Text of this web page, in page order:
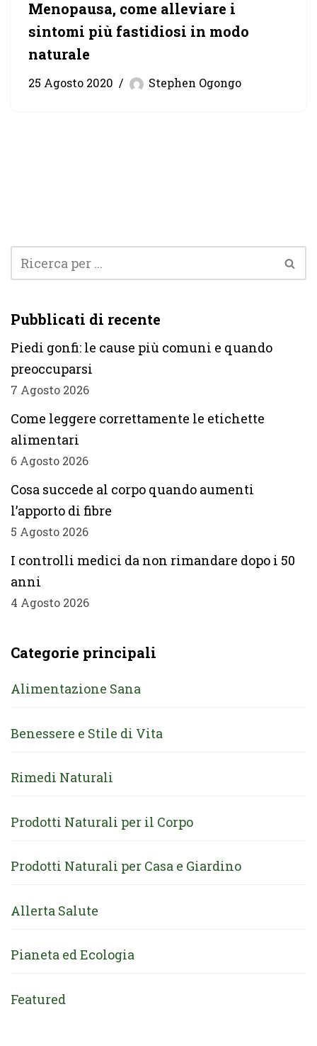
Menopausa, come alleviare i
sintomi più fastidiosi in modo
naturale
25 Agosto 2020 Stephen Ogongo
Pubblicati di recente
Piedi gonfi: le cause più comuni e quando
preoccuparsi
7 Agosto 2026
Come leggere correttamente le etichette
alimentari
6 Agosto 2026
Cosa succede al corpo quando aumenti
l’apporto di fibre
5 Agosto 2026
I controlli medici da non rimandare dopo i 50
anni
4 Agosto 2026
Categorie principali
Alimentazione Sana
Benessere e Stile di Vita
Rimedi Naturali
Prodotti Naturali per il Corpo
Prodotti Naturali per Casa e Giardino
Allerta Salute
Pianeta ed Ecologia
Featured